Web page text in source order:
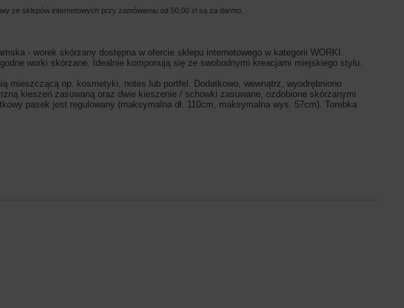
ze sklepów internetowych przy zamówieniu od 50,00 zł są za darmo.
- worek skórzany dostępna w ofercie sklepu internetowego w kategorii WORKI.
worki skórzane. Idealnie komponują się ze swobodnymi kreacjami miejskiego stylu.
mieszczącą np. kosmetyki, notes lub portfel. Dodatkowo, wewnątrz, wyodrębniono
kieszeń zasuwaną oraz dwie kieszenie / schowki zasuwane, ozdobione skórzanymi
pasek jest regulowany (maksymalna dł. 110cm, maksymalna wys. 57cm). Torebka